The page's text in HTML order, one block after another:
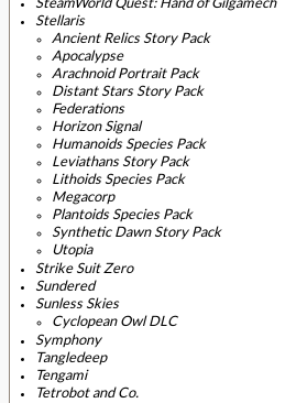
SteamWorld Quest: Hand of Gilgamech
Stellaris
Ancient Relics Story Pack
Apocalypse
Arachnoid Portrait Pack
Distant Stars Story Pack
Federations
Horizon Signal
Humanoids Species Pack
Leviathans Story Pack
Lithoids Species Pack
Megacorp
Plantoids Species Pack
Synthetic Dawn Story Pack
Utopia
Strike Suit Zero
Sundered
Sunless Skies
Cyclopean Owl DLC
Symphony
Tangledeep
Tengami
Tetrobot and Co.